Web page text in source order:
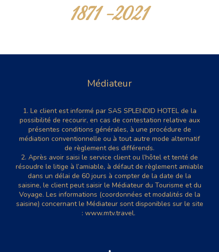
1871 -2021
Médiateur
1. Le client est informé par SAS SPLENDID HOTEL de la
possibilité de recourir, en cas de contestation relative aux
présentes conditions générales, à une procédure de
médiation conventionnelle ou à tout autre mode alternatif
de règlement des différends.
2. Après avoir saisi le service client ou l’hôtel et tenté de
résoudre le litige à l’amiable, à défaut de règlement amiable
dans un délai de 60 jours à compter de la date de la
saisine, le client peut saisir le Médiateur du Tourisme et du
Voyage. Les informations (coordonnées et modalités de la
saisine) concernant le Médiateur sont disponibles sur le site
: www.mtv.travel.